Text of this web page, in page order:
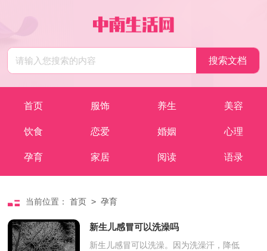
首页 服饰 养生 美容
饮食 恋爱 婚姻 心理
孕育 家居 阅读 语录
当前位置： 首页 > 孕育
新生儿感冒可以洗澡吗
新生儿感冒可以洗澡。因为洗澡汗，降低